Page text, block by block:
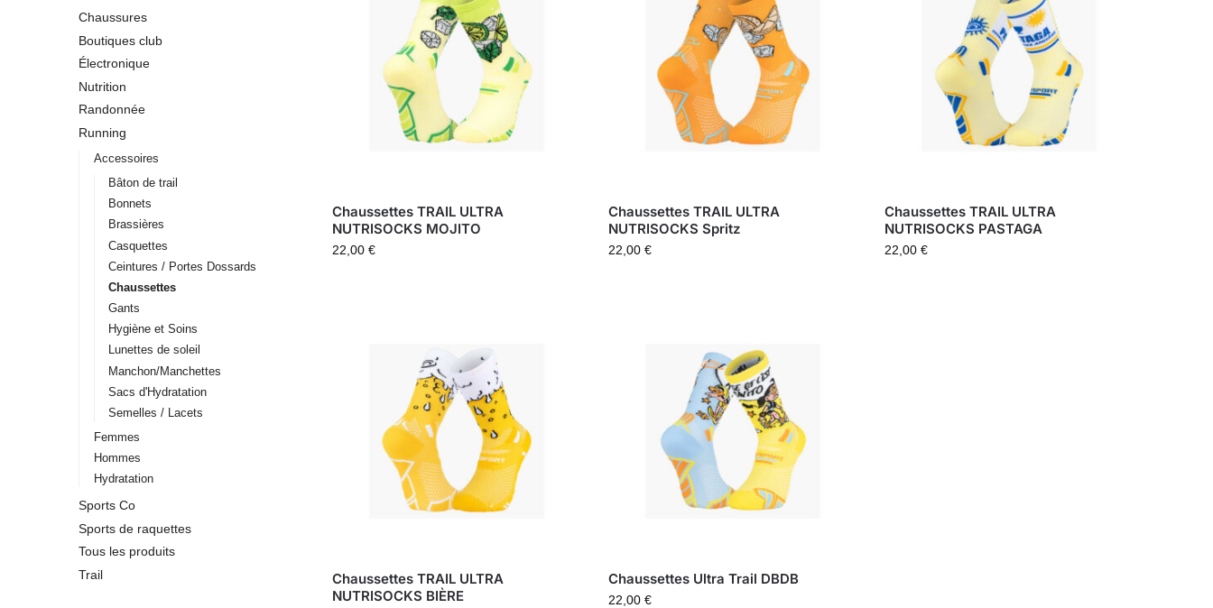
Chaussettes TRAIL ULTRA
NUTRISOCKS MOJITO
22,00 €
Chaussettes TRAIL ULTRA
NUTRISOCKS Spritz
22,00 €
Chaussettes TRAIL ULTRA
NUTRISOCKS PASTAGA
22,00€
Chaussettes TRAIL ULTRA
NUTRISOCKS BIÈRE
Chaussettes Ultra Trail DBDB
22,00 €
Chaussures
Boutiques club
Électronique
Nutrition
Randonnée
Running
Accessoires
Bâton de trail
Bonnets
Brassières
Casquettes
Ceintures / Portes Dossards
Chaussettes
Gants
Hygiène et Soins
Lunettes de soleil
Manchon/Manchettes
Sacs d'Hydratation
Semelles / Lacets
Femmes
Hommes
Hydratation
Sports Co
Sports de raquettes
Tous les produits
Trail